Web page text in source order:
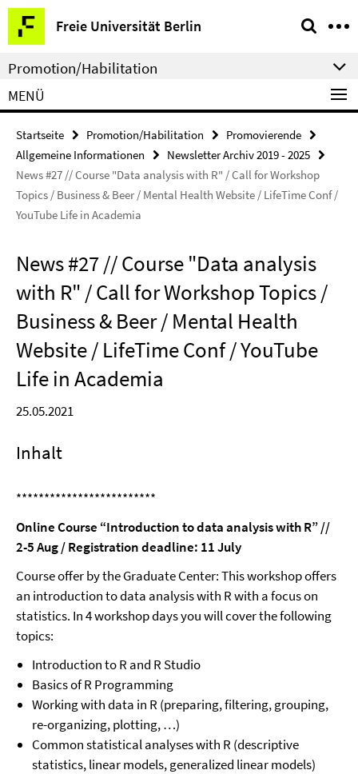
Springe
direkt
zu
Inhalt
Freie Universität Berlin
Service-
Navigation
Promotion/Habilitation
MENÜ
Startseite Promotion/Habilitation
Promovierende
Allgemeine Informationen
Newsletter Archiv 2019 - 2025
News #27 // Course "Data analysis with R" / Call for Workshop
Topics / Business & Beer / Mental Health Website / LifeTime Conf /
YouTube Life in Academia
News #27 // Course "Data analysis
with R" / Call for Workshop Topics /
Business & Beer / Mental Health
Website / LifeTime Conf / YouTube
Life in Academia
25.05.2021
Inhalt
*************************
Online Course “Introduction to data analysis with R” //
2-5 Aug / Registration deadline: 11 July
Course offer by the Graduate Center: This workshop offers
an introduction to data analysis with R with a focus on
statistics. In 4 workshop days you will cover the following
topics:
Introduction to R and R Studio
Basics of R Programming
Working with data in R (preparing, filtering, grouping,
re-organizing, plotting, …)
Common statistical analyses with R (descriptive
statistics, linear models, generalized linear models)